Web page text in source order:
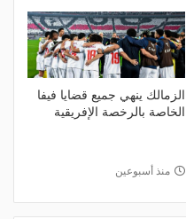
الزمالك ينهي جميع قضايا فيفا
الخاصة بالرخصة الإفريقية
منذ أسبوعين